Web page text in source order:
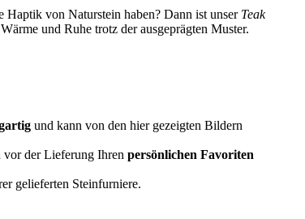
Haptik von Naturstein haben? Dann ist unser Teak
und Ruhe trotz der ausgeprägten Muster.
und kann von den hier gezeigten Bildern
vor der Lieferung Ihren persönlichen Favoriten
gelieferten Steinfurniere.